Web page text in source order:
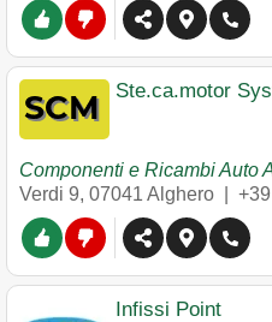
Ste.ca.motor
Componenti e Ricambi Auto
Verdi 9, 07041 Alghero
Infissi Point